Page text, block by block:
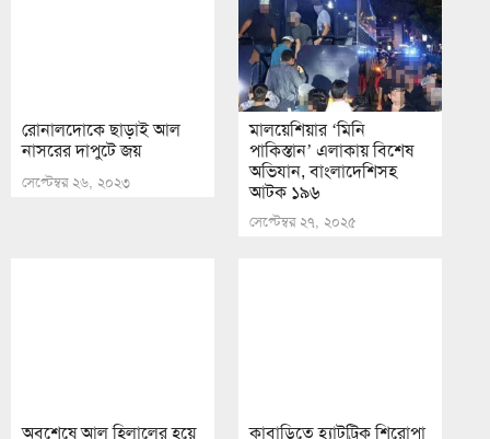
রোনালদোকে ছাড়াই আল
নাসরের দাপুটে জয়
সেপ্টেম্বর ২৬, ২০২৩
মালয়েশিয়ার ‘মিনি
পাকিস্তান’ এলাকায় বিশেষ
অভিযান, বাংলাদেশিসহ
আটক ১৯৬
সেপ্টেম্বর ২৭, ২০২৫
অবশেষে আল হিলালের হয়ে
কাবাডিতে হ্যাটট্রিক শিরোপা